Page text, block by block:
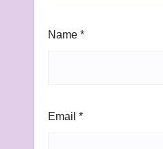
Name *
Email *